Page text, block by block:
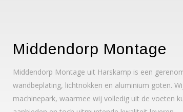
Middendorp Montage
Middendorp Montage uit Harskamp is een
wandbeplating, lichtnokken en aluminium goten.
machinepark, waarmee wij volledig uit de voeten